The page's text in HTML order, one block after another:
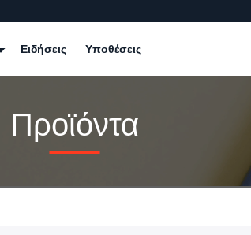
Ειδήσεις Υποθέσεις
Προϊόντα